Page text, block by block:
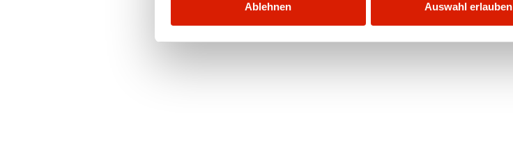
Ablehnen Auswahl erlauben